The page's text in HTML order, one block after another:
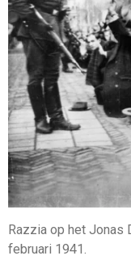
Razzia op het
februari 1941.